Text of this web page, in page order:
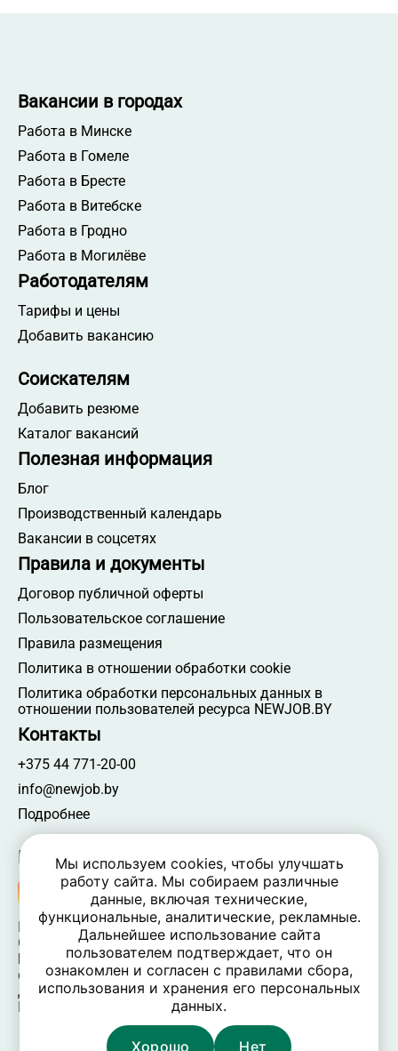
Вакансии в городах
Работа в Минске
Работа в Гомеле
Работа в Бресте
Работа в Витебске
Работа в Гродно
Работа в Могилёве
Работодателям
Тарифы и цены
Добавить вакансию
Соискателям
Добавить резюме
Каталог вакансий
Полезная информация
Блог
Производственный календарь
Вакансии в соцсетях
Правила и документы
Договор публичной оферты
Пользовательское соглашение
Правила размещения
Политика в отношении обработки cookie
Политика обработки персональных данных в
отношении пользователей ресурса NEWJOB.BY
Контакты
+375 44 771-20-00
info@newjob.by
Подробнее
Мы в соцсетях
NEWJOB.BY 🐝 2024 - 2026 | Все права защищены
ООО «Атамантия» | УНП 693331617
Беларусь, Минская обл., Минский р-н, Новодворский
c/c,
дом 40/2, оф. 52, р-н д. Большое Стиклево, 223060
Время работы: пн-пт 09:00-17:30, вых. — сб, вс
Мы используем cookies, чтобы улучшать
работу сайта. Мы собираем различные
данные, включая технические,
функциональные, аналитические, рекламные.
Дальнейшее использование сайта
пользователем подтверждает, что он
ознакомлен и согласен с правилами сбора,
использования и хранения его персональных
данных.
Хорошо Нет